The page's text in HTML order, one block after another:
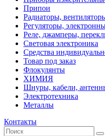
Припои
Радиаторы,
Регуляторы,
Реле, джамперы,
Световая электроника
Средства
Товар под заказ
Флокулянты
ХИМИЯ
Шнуры, кабели,
Электротехника
Металлы
Контакты